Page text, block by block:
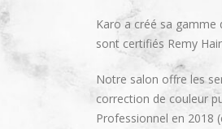
Karo a créé sa gamme
sont certifiés Remy
Notre salon offre les
correction de couleur
Professionnel en 2018